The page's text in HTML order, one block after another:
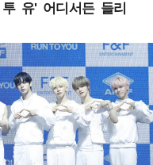
유' 어디서든 들리